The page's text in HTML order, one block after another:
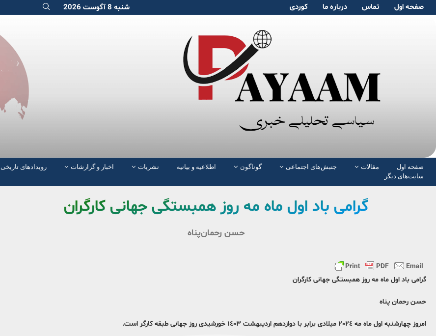
صفحە اول تماس دربارە ما کوردی شنبه 8 آگوست 2026
صفحە اول مقالات جنبش‌های اجتماعی گوناگون اطلاعیه و بیانیه نشریات اخبار و گزارشات رویدادهای تاریخی
سایت‌های دیگر
گرامی باد اول ماه مە روز همبستگی جهانی کارگران
حسن رحمان‌پناه
گرامی باد اول ماه مە روز همبستگی جهانی کارگران
حسن رحمان پناە
امروز چهارشنبە اول ماه مه ٢٠٢٤ میلادی برابر با دوازدهم اردیبهشت ١٤٠٣ خورشیدی روز جهانی طبقە کارگر است.